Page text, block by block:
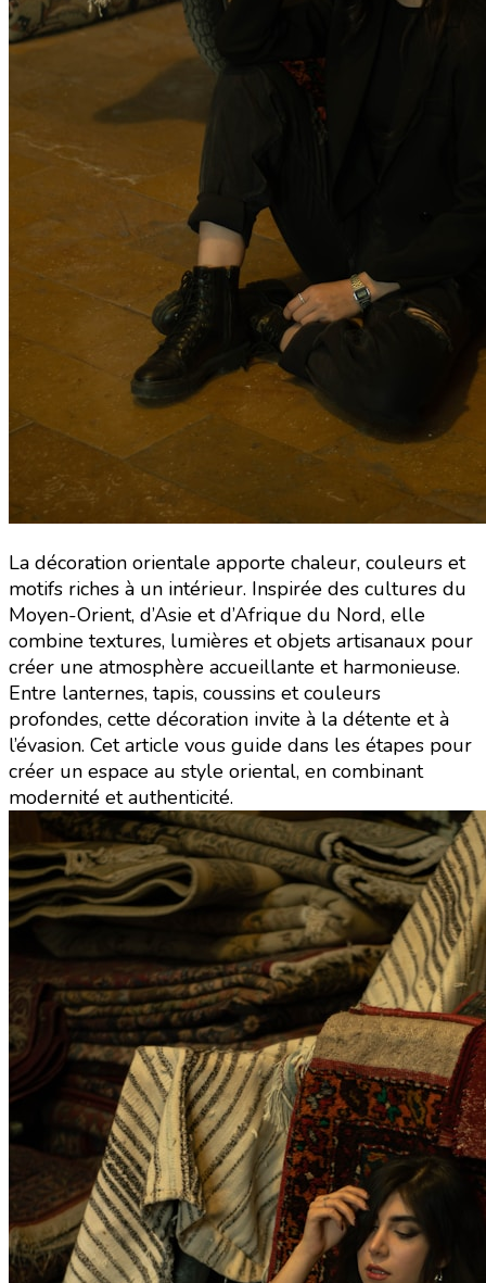
La décoration orientale apporte chaleur, couleurs et
motifs riches à un intérieur. Inspirée des cultures du
Moyen-Orient, d’Asie et d’Afrique du Nord, elle
combine textures, lumières et objets artisanaux pour
créer une atmosphère accueillante et harmonieuse.
Entre lanternes, tapis, coussins et couleurs
profondes, cette décoration invite à la détente et à
l’évasion. Cet article vous guide dans les étapes pour
créer un espace au style oriental, en combinant
modernité et authenticité.